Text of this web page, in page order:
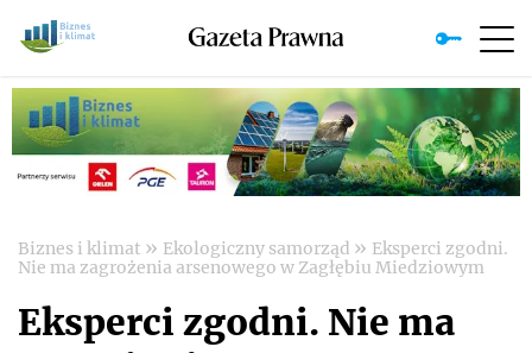
Biznes i klimat » Ekologiczny samorząd » Eksperci zgodni.
Nie ma zagrożenia arsenowego w Zagłębiu Miedziowym
Eksperci zgodni. Nie ma